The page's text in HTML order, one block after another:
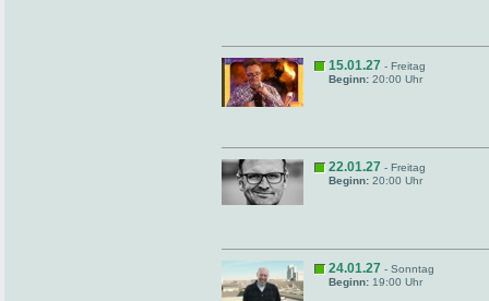
15.01.27 - Freitag
Beginn: 20:00 Uhr
22.01.27 - Freitag
Beginn: 20:00 Uhr
24.01.27 - Sonntag
Beginn: 19:00 Uhr